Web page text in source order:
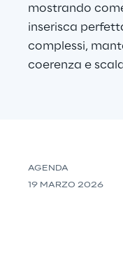
mostrando
inserisca
complessi,
coerenza e
AGENDA
19 MARZO 2026